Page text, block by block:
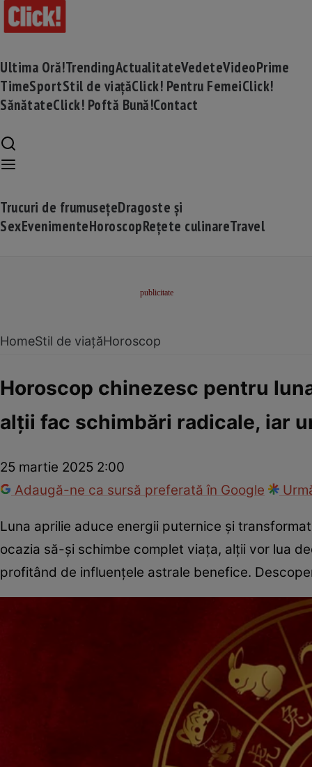
Ultima Oră!TrendingActualitateVedeteVideoPrime
TimeSportStil de viațăClick! Pentru FemeiClick!
SănătateClick! Poftă Bună!Contact
Trucuri de frumusețeDragoste și
SexEvenimenteHoroscopRețete culinareTravel
HomeStil de viațăHoroscop
Horoscop chinezesc pentru
alții fac schimbări radicale, iar
25 martie 2025 2:00
Adaugă-ne ca sursă preferată în Google
Luna aprilie aduce energii puternice și
ocazia să-și schimbe complet viața, alții vor lua
profitând de influențele astrale benefice.